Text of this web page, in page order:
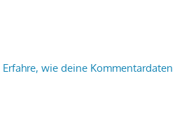
Erfahre, wie deine Kommentardaten